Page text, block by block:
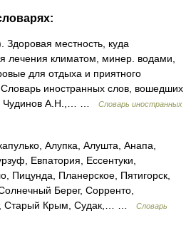
местность, куда
лечения климатом, минер. водами,
для отдыха и приятного
иностранных слов, вошедших
Чудинов А.Н.,… …
Словарь иностранных
Алупка, Алушта, Анапа,
Евпатория, Ессентуки,
Пицунда, Планерское, Пятигорск,
Берег, Сорренто,
Старый Крым, Судак,… …
Словарь